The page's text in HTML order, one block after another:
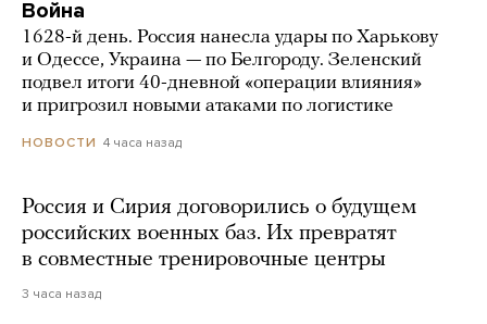
Война
1628-й день. Россия нанесла удары по Харькову
и Одессе, Украина — по Белгороду. Зеленский
подвел итоги 40-дневной «операции влияния»
и пригрозил новыми атаками по логистике
НОВОСТИ 4 часа назад
Россия и Сирия договорились о будущем
российских военных баз. Их превратят
в совместные тренировочные центры
3 часа назад